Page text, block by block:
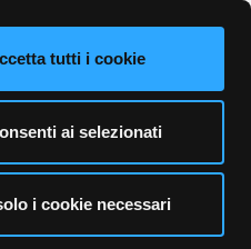
tutti i cookie
ai selezionati
i cookie necessari
LINGUE
BUSINESS